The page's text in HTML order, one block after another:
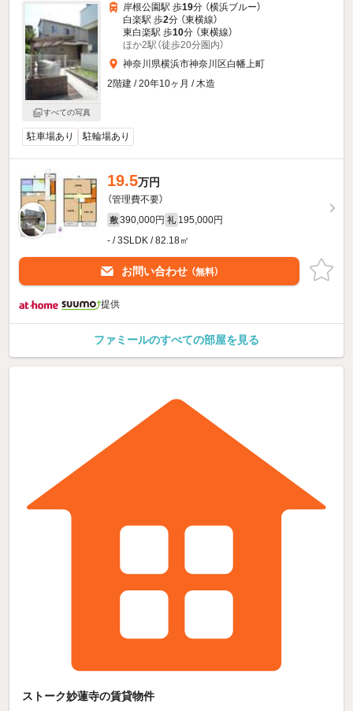
すべての写真
岸根公園駅 歩19分 （横浜ブルー）
白楽駅 歩2分 （東横線）
東白楽駅 歩10分 （東横線）
ほか2駅（徒歩20分圏内）
神奈川県横浜市神奈川区白幡上町
2階建 / 20年10ヶ月 / 木造
駐車場あり 駐輪場あり
19.5万円
（管理費不要）
敷 390,000円 礼 195,000円
- / 3SLDK / 82.18㎡
お問い合わせ （無料）
提供
ファミールのすべての部屋を見る
ストーク妙蓮寺の賃貸物件